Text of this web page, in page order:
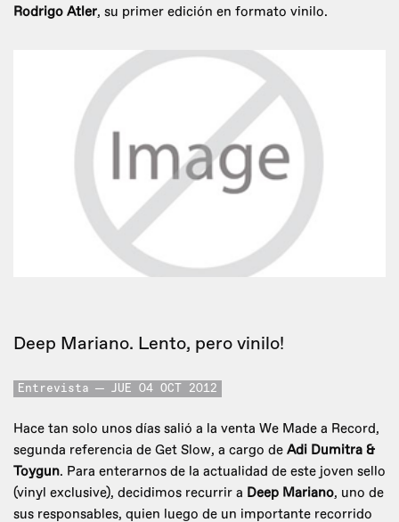
Rodrigo Atler, su primer edición en formato vinilo.
Deep Mariano. Lento, pero vinilo!
Entrevista JUE 04 OCT 2012
Hace tan solo unos días salió a la venta We Made a Record,
segunda referencia de Get Slow, a cargo de Adi Dumitra &
Toygun. Para enterarnos de la actualidad de este joven sello
(vinyl exclusive), decidimos recurrir a Deep Mariano, uno de
sus responsables, quien luego de un importante recorrido